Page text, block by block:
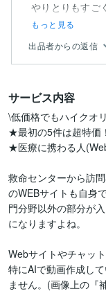
やりとりもすご
もっと見る
出品者からの返信
サービス内容
\低価格でもハイクオ
★最初の5件は超特価！
★医療に携わる人
救命センターから訪
のWEBサイトも自身
門分野以外の部分が
になりますよね。
Webサイトやチャッ
特にAIで動画作成し
ません。(画像上の『